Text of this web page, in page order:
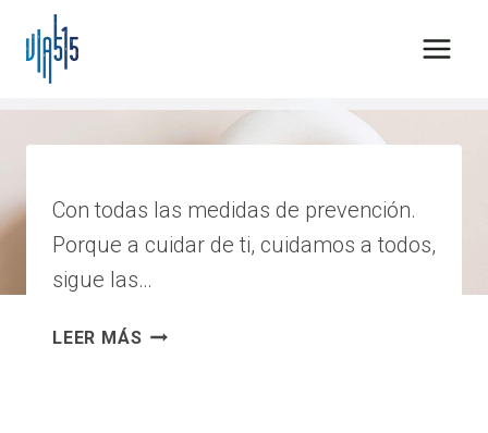
Saltar
contenido
principal
Con todas las medidas de prevención.
Porque a cuidar de ti, cuidamos a todos,
sigue las…
LEER MÁS CAMBIO